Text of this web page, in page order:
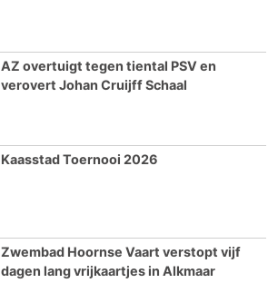
AZ overtuigt tegen tiental PSV en
verovert Johan Cruijff Schaal
Kaasstad Toernooi 2026
Zwembad Hoornse Vaart verstopt vijf
dagen lang vrijkaartjes in Alkmaar